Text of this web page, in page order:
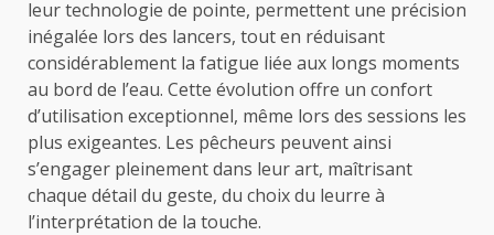
leur technologie de pointe, permettent une précision
inégalée lors des lancers, tout en réduisant
considérablement la fatigue liée aux longs moments
au bord de l’eau. Cette évolution offre un confort
d’utilisation exceptionnel, même lors des sessions les
plus exigeantes. Les pêcheurs peuvent ainsi
s’engager pleinement dans leur art, maîtrisant
chaque détail du geste, du choix du leurre à
l’interprétation de la touche.